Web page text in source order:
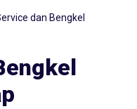
dan Bengkel